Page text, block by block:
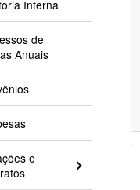
Interna
de
Anuais
e